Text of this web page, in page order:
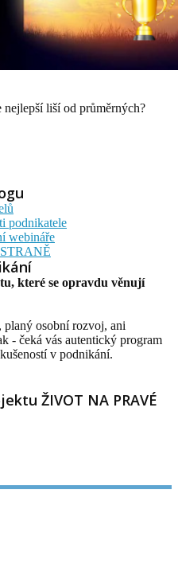
liší od průměrných?
podnikatele
webináře
které se opravdu věnují
planý osobní rozvoj, ani
- čeká vás autentický program
v podnikání.
ŽIVOT NA PRAVÉ